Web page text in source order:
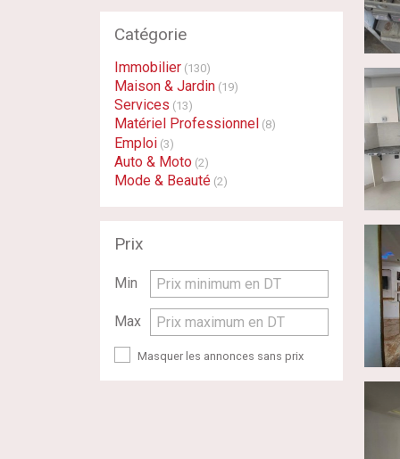
Catégorie
Immobilier (130)
Maison & Jardin (19)
Services (13)
Matériel Professionnel (8)
Emploi (3)
Auto & Moto (2)
Mode & Beauté (2)
Prix
Min Prix minimum en DT
Max Prix maximum en DT
Masquer les annonces sans prix